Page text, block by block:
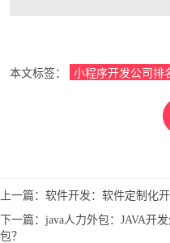
本文标签： 小程序开发公司排
上一篇： 软件开发：软件定制化
下一篇： java人力外包：JAVA开
包？